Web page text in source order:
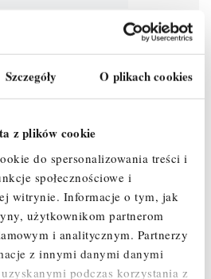
Szczegóły O plikach cookies
z plików cookie
do spersonalizowania treści i
społecznościowe i
witrynie. Informacje o tym, jak
użytkownikom partnerom
i analitycznym. Partnerzy
z innymi danymi danymi
podczas korzystania z
napisz opinię!
OPIS
PRODUKTU